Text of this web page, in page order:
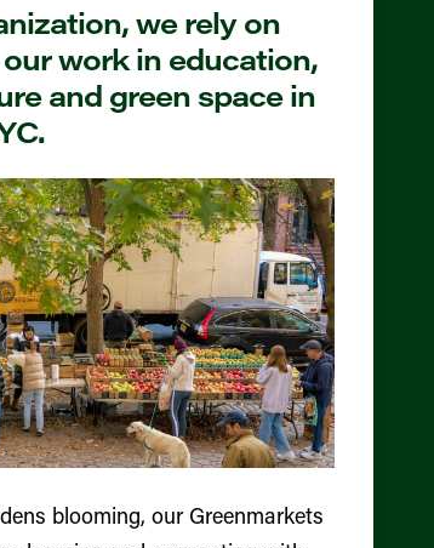
we rely on
work in education,
and green space in
blooming, our Greenmarkets